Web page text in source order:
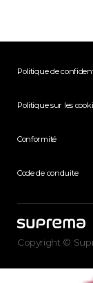
Politique de
Politique sur les
Conformité
Code de conduite
Copyright ©